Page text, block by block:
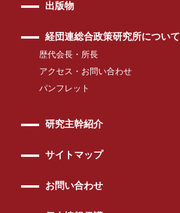
出版物
経団連総合政策研究所について
歴代会長・所長
アクセス・お問い合わせ
パンフレット
研究主幹紹介
サイトマップ
お問い合わせ